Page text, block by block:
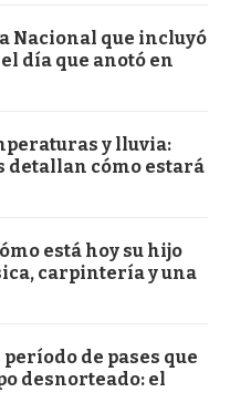
Nacional que incluyó
día que anotó en
y lluvia:
detallan cómo estará
está hoy su hijo
carpintería y una
de pases que
desnorteado: el